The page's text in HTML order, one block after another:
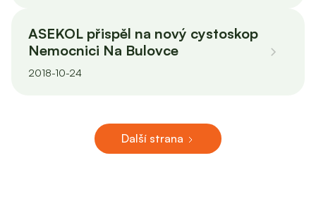
ASEKOL přispěl na nový cystoskop
Nemocnici Na Bulovce
2018-10-24
Další strana